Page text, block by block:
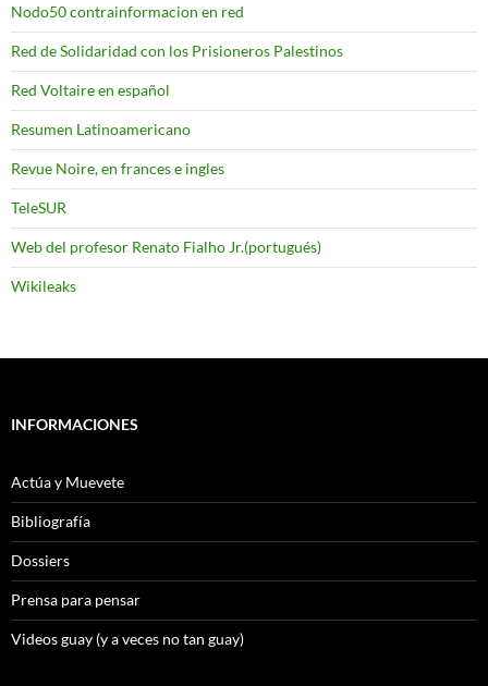
Nodo50 contrainformacion en red
Red de Solidaridad con los Prisioneros Palestinos
Red Voltaire en español
Resumen Latinoamericano
Revue Noire, en frances e ingles
TeleSUR
Web del profesor Renato Fialho Jr.(portugués)
Wikileaks
INFORMACIONES
Actúa y Muevete
Bibliografía
Dossiers
Prensa para pensar
Videos guay (y a veces no tan guay)